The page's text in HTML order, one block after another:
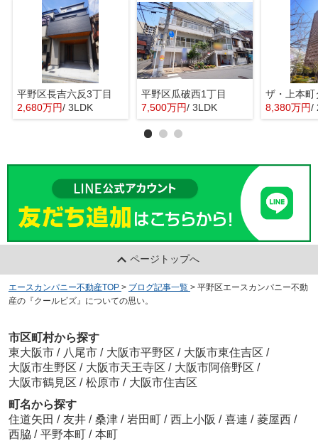
平野区長吉六反3丁目
2,680万円/ 3LDK
平野区瓜破西1丁目
7,500万円/ 3LDK
ザ・上本町
8,380万円/
ページトップへ
エースカンパニー不動産TOP > ブログ記事一覧 > 平野区エースカンパニー不動
産の『クールビズ』についての思い。
市区町村から探す
東大阪市 / 八尾市 / 大阪市平野区 / 大阪市東住吉区 /
大阪市生野区 / 大阪市天王寺区 / 大阪市阿倍野区 /
大阪市鶴見区 / 松原市 / 大阪市住吉区
町名から探す
住道矢田 / 友井 / 桑津 / 岩田町 / 西上小阪 / 喜連 / 菱屋西 /
西脇 / 平野本町 / 本町